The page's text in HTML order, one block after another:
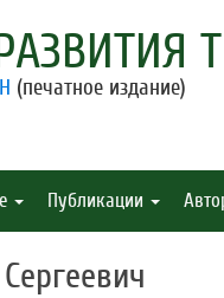
(печатное издание)
Публикации